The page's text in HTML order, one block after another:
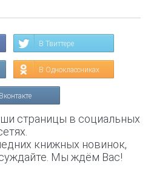
В Твиттере
В Одноклассниках
страницы в социальных
книжных новинок,
Мы ждём Вас!